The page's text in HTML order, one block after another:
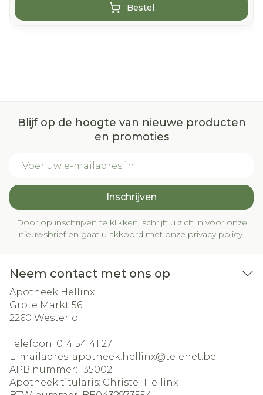
Bestel
Blijf op de hoogte van nieuwe producten
en promoties
Inschrijven
Door op inschrijven te klikken, schrijft u zich in voor onze
nieuwsbrief en gaat u akkoord met onze privacy policy.
Neem contact met ons op
Apotheek Hellinx
Grote Markt 56
2260 Westerlo
Telefoon: 014 54 41 27
E-mailadres: apotheek.hellinx@telenet.be
APB nummer: 135002
Apotheek titularis: Christel Hellinx